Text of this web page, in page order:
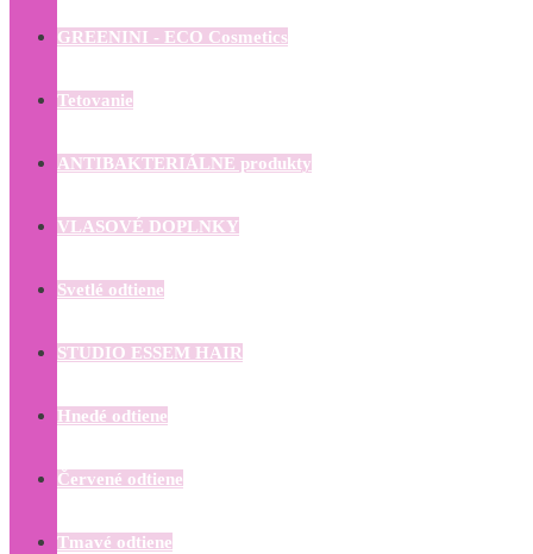
GREENINI - ECO Cosmetics
Tetovanie
ANTIBAKTERIÁLNE produkty
VLASOVÉ DOPLNKY
Svetlé odtiene
STUDIO ESSEM HAIR
Hnedé odtiene
Červené odtiene
Tmavé odtiene